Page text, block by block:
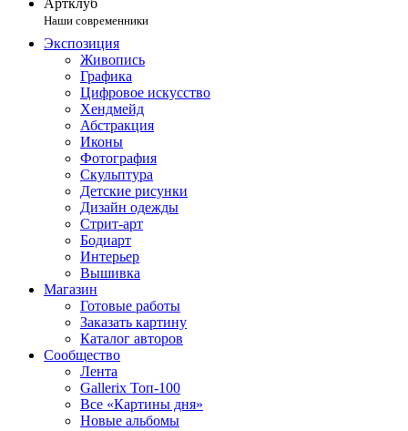
Артклуб
Наши современники
Экспозиция
Живопись
Графика
Цифровое искусство
Хендмейд
Абстракция
Иконы
Фотография
Скульптура
Детские рисунки
Дизайн одежды
Стрит-арт
Бодиарт
Интерьер
Вышивка
Магазин
Готовые работы
Заказать картину
Каталог авторов
Сообщество
Лента
Gallerix Топ-100
Все «Картины дня»
Новые альбомы